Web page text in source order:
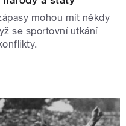
mohou mít někdy
se sportovní utkání